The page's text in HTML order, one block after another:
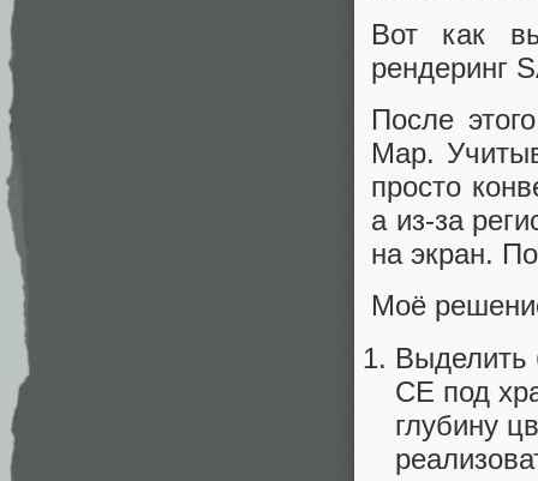
Вот как
рендеринг
После
Map.
просто
а из-за
на экран.
Моё
Выделить
CE под
глубину